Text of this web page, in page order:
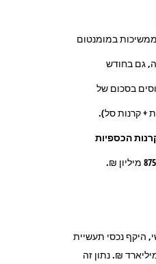
ממשיכות במומנטום
גם בחודש
בסכום של
+ קרנות סל).
הכספיות
875 מיליון ₪.
יום חמישי, היקף נכסי תעשיית
₪. נתון זה